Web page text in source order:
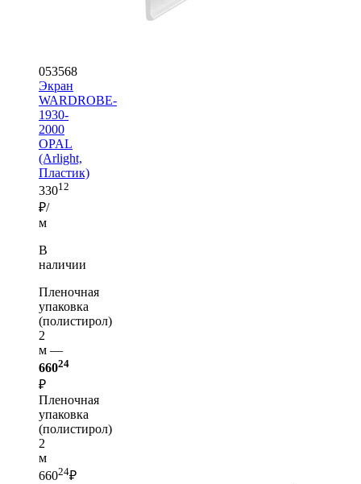
053568
Экран
WARDROBE-
1930-
2000
OPAL
(Arlight,
Пластик)
33012
₽/
м
В
наличии
Пленочная
упаковка
(полистирол)
2
м —
66024
₽
Пленочная
упаковка
(полистирол)
2
м
66024₽